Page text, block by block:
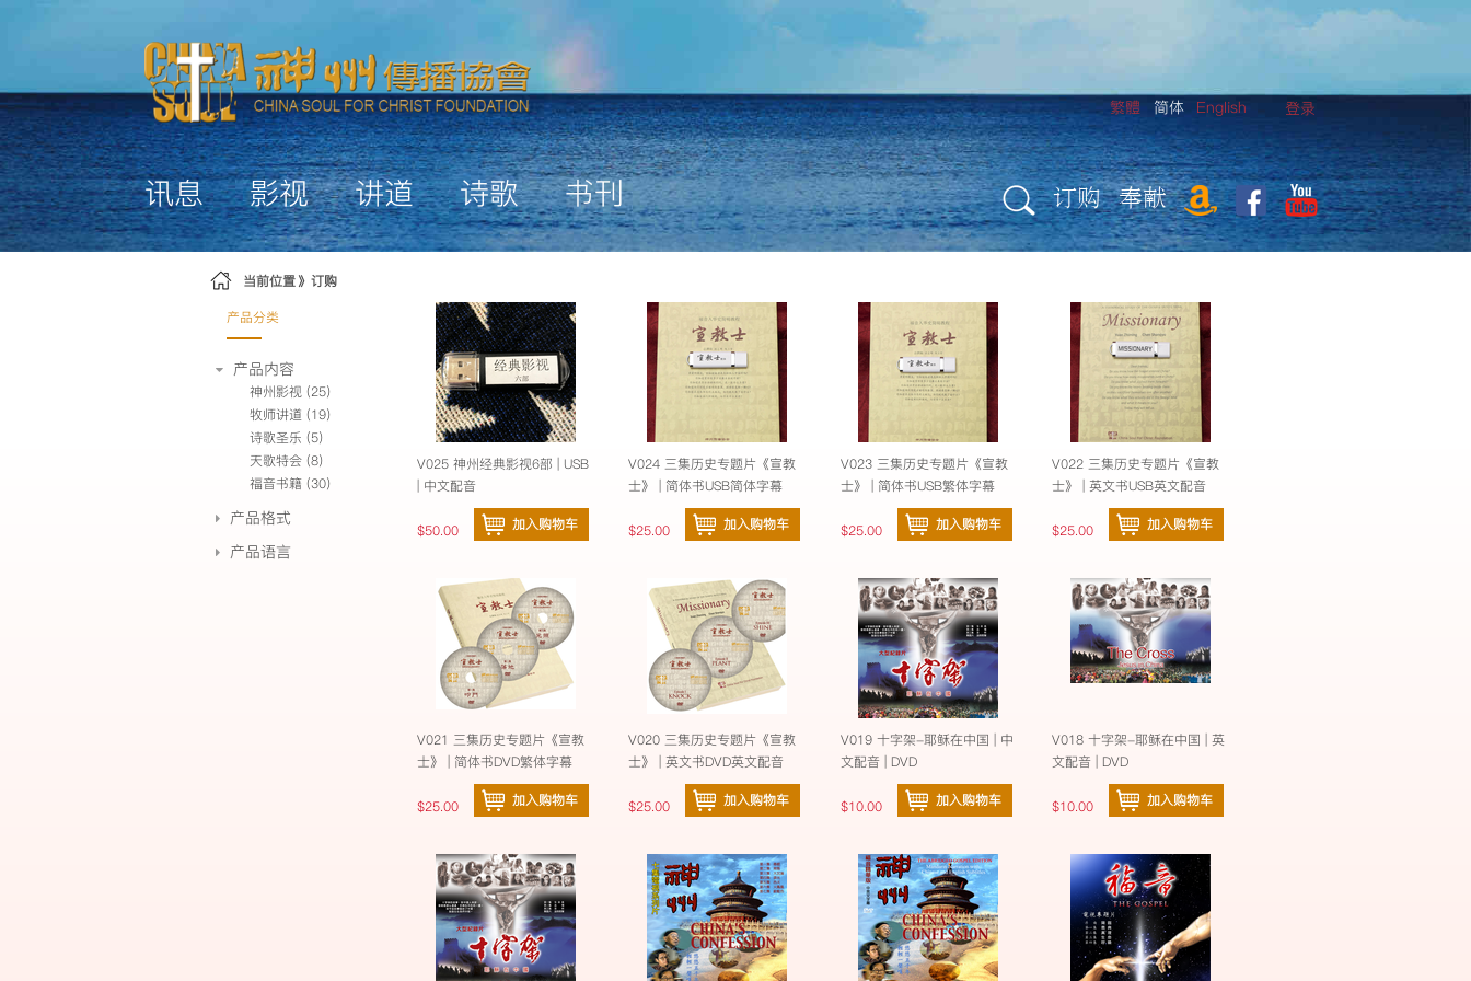
登录
繁體 简体 English
讯息 影视 讲道 诗歌 书刊 订购 奉献
当前位置
订购
产品分类
产品内容
神州影视 (25)
牧师讲道 (19)
诗歌圣乐 (5)
天歌特会 (8)
福音书籍 (30)
产品格式
产品语言
V025 神州经典影视6部 | USB
| 中文配音
$50.00 加入购物车
V024 三集历史专题片《宣教
士》 | 简体书USB简体字幕
$25.00 加入购物车
V023 三集历史专题片《宣教
士》 | 简体书USB繁体字幕
$25.00 加入购物车
V022 三集历史专题片《宣教
士》 | 英文书USB英文配音
$25.00 加入购物车
V021 三集历史专题片《宣教
士》 | 简体书DVD繁体字幕
$25.00 加入购物车
V020 三集历史专题片《宣教
士》 | 英文书DVD英文配音
$25.00 加入购物车
V019 十字架-耶稣在中国 | 中
文配音 | DVD
$10.00 加入购物车
V018 十字架-耶稣在中国 | 英
文配音 | DVD
$10.00 加入购物车